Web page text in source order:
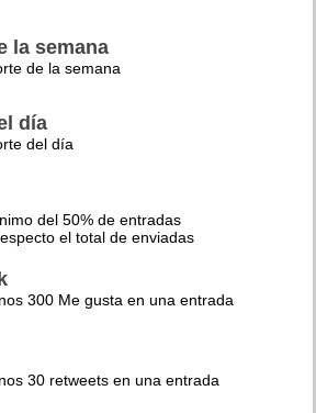
la semana
de la semana
día
del día
del 50% de entradas
el total de enviadas
300 Me gusta en una entrada
30 retweets en una entrada